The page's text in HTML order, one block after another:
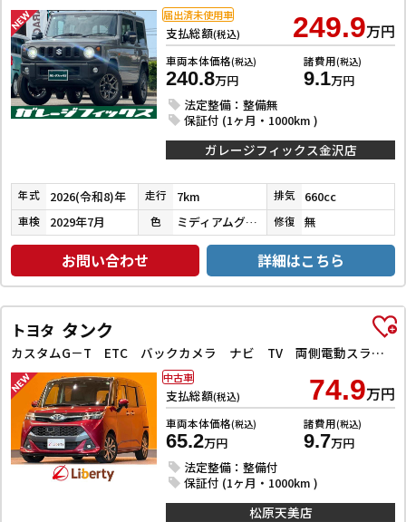
支払総額(税込) 249.9万円
車両本体価格(税込)
240.8万円
諸費用(税込)
9.1万円
法定整備：整備無
保証付 (1ヶ月・1000km )
届出済未使用車
ガレージフィックス金沢店
年式 2026(令和8)年 走行 7km 排気 660cc
車検 2029年7月 色 ミディアムグレー 修復 無
お問い合わせ 詳細はこちら
トヨタ タンク
カスタムG－T ETC バックカメラ ナビ TV 両側電動スライドドア クリアランスソナー オートクルーズコントロール 衝突被害軽減システム アルミホイール LEDヘッドランプ スマートキー
支払総額(税込) 74.9万円
車両本体価格(税込)
65.2万円
諸費用(税込)
9.7万円
法定整備：整備付
保証付 (1ヶ月・1000km )
中古車
松原天美店